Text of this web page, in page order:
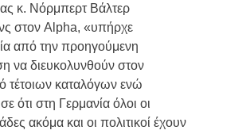
κ. Νόρμπερτ Βάλτερ
στον Alpha, «υπήρχε
από την προηγούμενη
να διευκολυνθούν στον
τέτοιων καταλόγων ενώ
ότι στη Γερμανία όλοι οι
ακόμα και οι πολιτικοί έχουν